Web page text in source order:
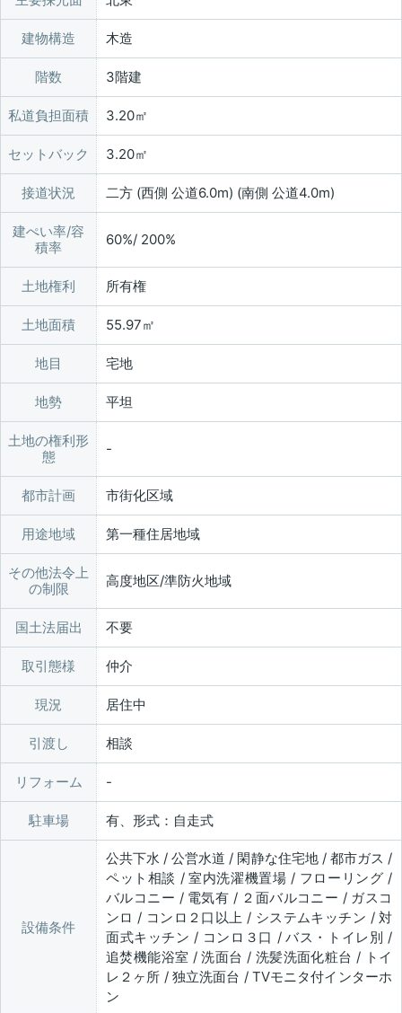
建物構造 木造
階数 3階建
私道負担面積 3.20㎡
セットバック 3.20㎡
接道状況 二方 (西側 公道6.0m) (南側 公道4.0m)
建ぺい率/容
積率
60%/ 200%
土地権利 所有権
土地面積 55.97㎡
地目 宅地
地勢 平坦
土地の権利形
態
都市計画 市街化区域
用途地域 第一種住居地域
その他法令上
の制限
高度地区/準防火地域
国土法届出 不要
取引態様 仲介
現況 居住中
引渡し 相談
リフォーム
駐車場 有、形式：自走式
設備条件
公共下水 / 公営水道 / 閑静な住宅地 / 都市ガス /
ペット相談 / 室内洗濯機置場 / フローリング /
バルコニー / 電気有 / ２面バルコニー / ガスコ
ンロ / コンロ２口以上 / システムキッチン / 対
面式キッチン / コンロ３口 / バス・トイレ別 /
追焚機能浴室 / 洗面台 / 洗髪洗面化粧台 / トイ
レ２ヶ所 / 独立洗面台 / TVモニタ付インターホ
ン